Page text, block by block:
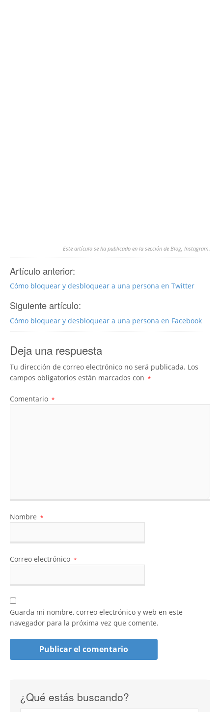
Este artículo se ha publicado en la sección de Blog Instagram
Artículo anterior:
Cómo bloquear y desbloquear a una persona en Twitter
Siguiente artículo:
Cómo bloquear y desbloquear a una persona en Facebook
Deja una respuesta
Tu dirección de correo electrónico no será publicada. Los
campos obligatorios están marcados con *
Comentario *
Nombre *
Correo electrónico *
Guarda mi nombre, correo electrónico y web en este
navegador para la próxima vez que comente.
¿Qué estás buscando?